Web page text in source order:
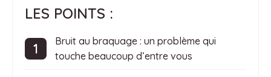
LES POINTS :
Bruit au braquage : un problème qui
touche beaucoup d’entre vous